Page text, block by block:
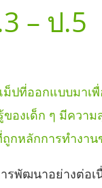
– ป.5
ปที่ออกแบบมาเ
ของเด็ก ๆ มีควา
ถูกหลักการทำงา
รพัฒนาอย่างต่อเ